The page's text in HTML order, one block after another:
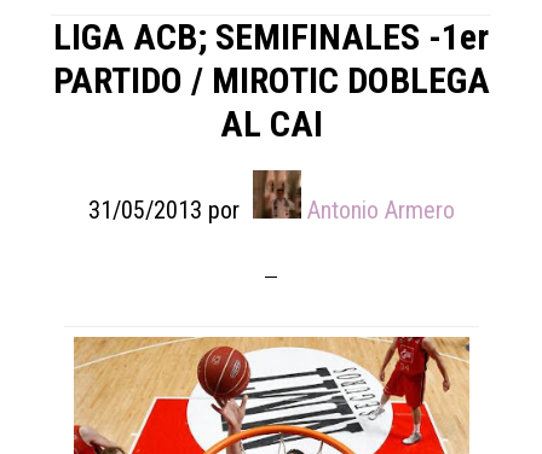
LIGA ACB; SEMIFINALES -1er
PARTIDO / MIROTIC DOBLEGA
AL CAI
31/05/2013 por Antonio Armero